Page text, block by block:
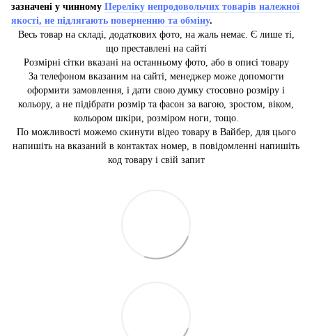
зазначені у чинному Переліку непродовольчих товарів належної
якості, не підлягають поверненню та обміну.
Весь товар на складі, додаткових фото, на жаль немає. Є лише ті,
що преставлені на сайті
Розмірні сітки вказані на останньому фото, або в описі товару
За телефоном вказаним на сайті, менеджер може допомогти
оформити замовлення, і дати свою думку стосовно розміру і
кольору, а не підібрати розмір та фасон за вагою, зростом, віком,
кольором шкіри, розміром ноги, тощо.
По можливості можемо скинути відео товару в Вайбер, для цього
напишіть на вказаний в контактах номер, в повідомленні напишіть
код товару і свій запит